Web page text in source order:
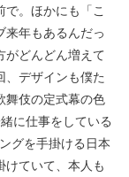
。ほかにも「こ
年もあるんだっ
がどんどん増えて
、デザインも僕た
舞伎の定式幕の色
に仕事をしている
グを手掛ける日本
けていて、本人も